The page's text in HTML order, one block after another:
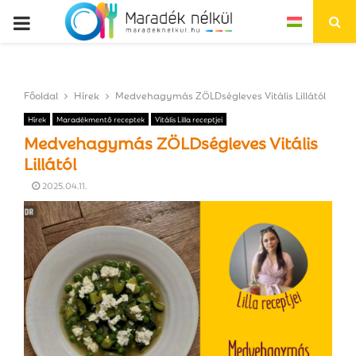
P
M
R
Y
M
Főoldal Hírek Medvehagymás ZÖLDségleves Vitális Lillától
Hírek Maradékmentő receptek Vitális Lilla receptjei
Medvehagymás ZÖLDségleves Vitális
Lillától
2025.04.11.